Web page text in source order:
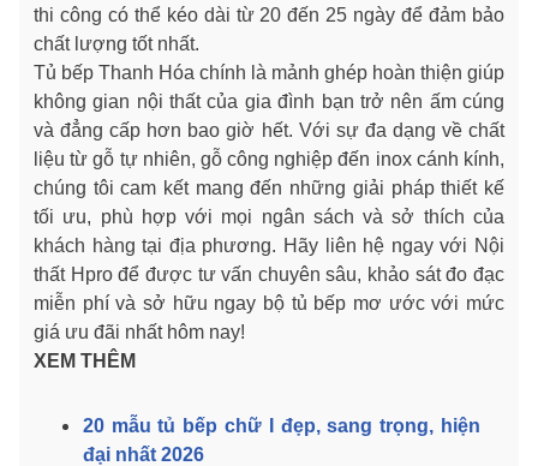
thi công có thể kéo dài từ 20 đến 25 ngày để đảm bảo
chất lượng tốt nhất.
Tủ bếp Thanh Hóa chính là mảnh ghép hoàn thiện giúp
không gian nội thất của gia đình bạn trở nên ấm cúng
và đẳng cấp hơn bao giờ hết. Với sự đa dạng về chất
liệu từ gỗ tự nhiên, gỗ công nghiệp đến inox cánh kính,
chúng tôi cam kết mang đến những giải pháp thiết kế
tối ưu, phù hợp với mọi ngân sách và sở thích của
khách hàng tại địa phương. Hãy liên hệ ngay với Nội
thất Hpro để được tư vấn chuyên sâu, khảo sát đo đạc
miễn phí và sở hữu ngay bộ tủ bếp mơ ước với mức
giá ưu đãi nhất hôm nay!
XEM THÊM
20 mẫu tủ bếp chữ I đẹp, sang trọng, hiện
đại nhất 2026